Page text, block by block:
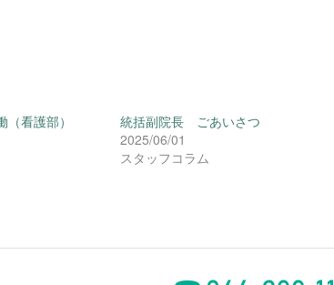
看護部）
統括副院長 ごあいさつ
2025/06/01
スタッフコラム